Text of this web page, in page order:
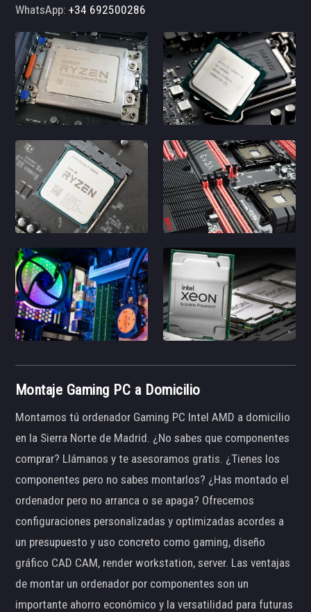
WhatsApp:+34 692500286
Montaje Gaming PC a Domicilio
Montamos tú ordenador Gaming PC Intel AMD a domicilio
en la Sierra Norte de Madrid. ¿No sabes que componentes
comprar? Llámanos y te asesoramos gratis. ¿Tienes los
componentes pero no sabes montarlos? ¿Has montado el
ordenador pero no arranca o se apaga? Ofrecemos
configuraciones personalizadas y optimizadas acordes a
un presupuesto y uso concreto como gaming, diseño
gráfico CAD CAM, render workstation, server. Las ventajas
de montar un ordenador por componentes son un
importante ahorro económico y la versatilidad para futuras